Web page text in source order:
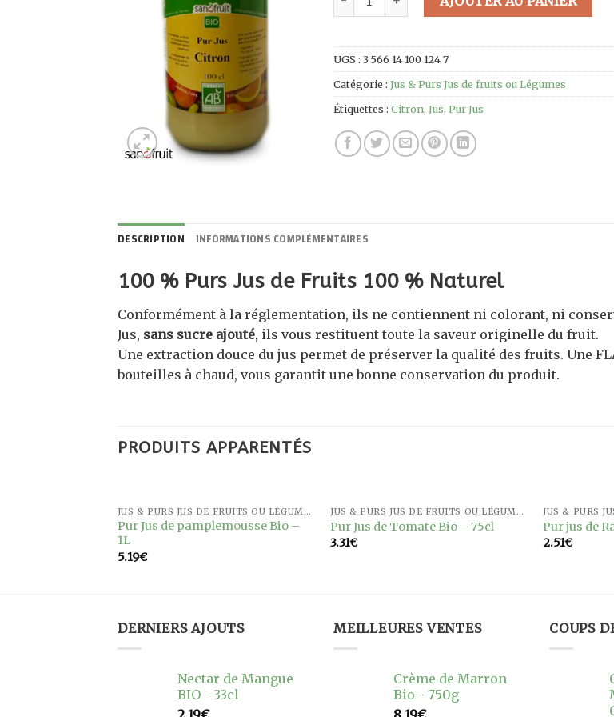
UGS : 3 566 14 100 124 7
Catégorie : Jus & Purs Jus de fruits ou Légumes
Étiquettes : Citron, Jus, Pur Jus
DESCRIPTION INFORMATIONS COMPLÉMENTAIRES
100 % Purs Jus de Fruits 100 % Naturel
Conformément à la réglementation, ils ne contiennent ni colorant, ni
Jus, sans sucre ajouté, ils vous restituent toute la saveur originelle du fruit.
Une extraction douce du jus permet de préserver la qualité des fruits. Une
bouteilles à chaud, vous garantit une bonne conservation du produit.
PRODUITS APPARENTÉS
Ajouter
à la
JUS & PURS JUS DE FRUITS OU LÉGUMES
Pur Jus de pamplemousse Bio –
1L
5.19€
Ajouter
à la
JUS & PURS JUS DE FRUITS OU LÉGUMES
Pur Jus de Tomate Bio – 75cl
3.31€
Pur jus de
2.51€
DERNIERS AJOUTS
Nectar de Mangue
BIO - 33cl
MEILLEURES VENTES
Crème de Marron
Bio - 750g
COUPS